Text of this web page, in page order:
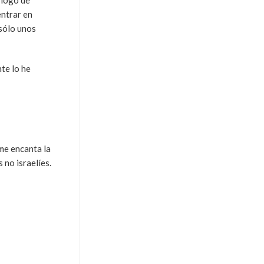
en
unos
lo he
encanta la
no israelíes.